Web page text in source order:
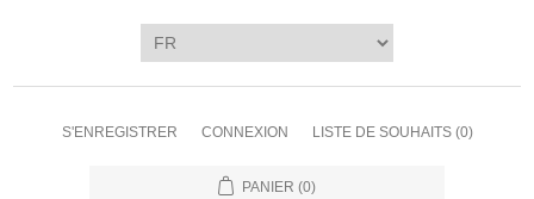
S'ENREGISTRER CONNEXION LISTE DE SOUHAITS (0)
PANIER (0)